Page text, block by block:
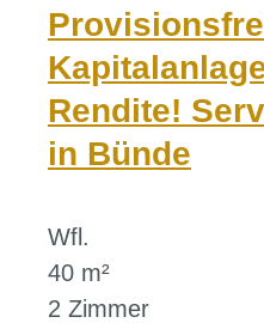
Rendite!
in Bünde
Wfl.
40 m²
2 Zimmer